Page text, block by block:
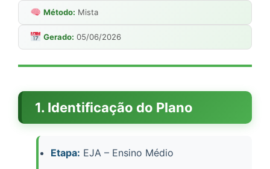
Método: Mista
Gerado: 05/06/2026
1. Identificação do Plano
Etapa: EJA – Ensino Médio